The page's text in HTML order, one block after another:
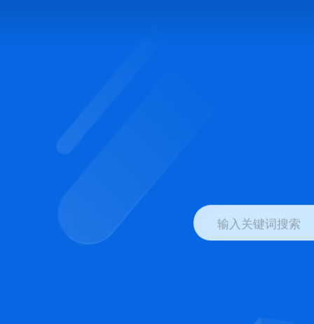
输入关键词搜索